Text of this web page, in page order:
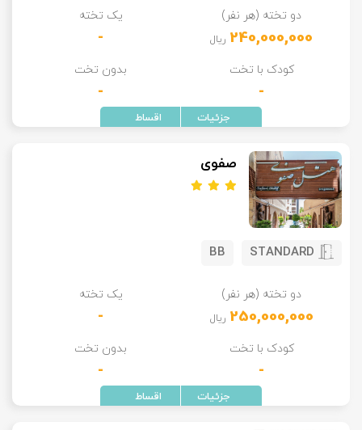
دو تخته (هر نفر)
240,000,000 ریال
یک تخته
-
کودک با تخت
-
بدون تخت
-
صفوی
STANDARD
BB
دو تخته (هر نفر)
250,000,000 ریال
یک تخته
-
کودک با تخت
-
بدون تخت
-
تور کاشان
تور اصفهان
تور ترکمن صحرا